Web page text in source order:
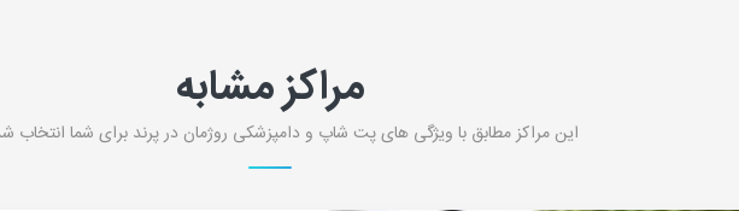
مراکز مشابه
این مراکز مطابق با ویژگی های پت شاپ و دامپزشکی روژمان در پرند برای شما انتخاب